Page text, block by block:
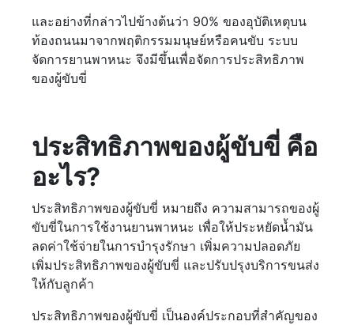
และอย่างที่กล่าวไปข้างต้นว่า 90% ของอุบัติเหตุบน
ท้องถนนมาจากพฤติกรรมมนุษย์หรือคนขับ ระบบ
จัดการยานพาหนะ จึงมีขึ้นเพื่อจัดการประสิทธิภาพ
ของผู้ขับขี่
ประสิทธิภาพของผู้ขับขี่ คือ
อะไร?
ประสิทธิภาพของผู้ขับขี่ หมายถึง ความสามารถของผู้
ขับขี่ในการใช้งานยานพาหนะ เพื่อให้ประหยัดน้ำมัน
ลดค่าใช้จ่ายในการบำรุงรักษา เพิ่มความปลอดภัย
เพิ่มประสิทธิภาพของผู้ขับขี่ และปรับปรุงบริการขนส่ง
ให้กับลูกค้า
ประสิทธิภาพของผู้ขับขี่ เป็นองค์ประกอบที่สำคัญของ